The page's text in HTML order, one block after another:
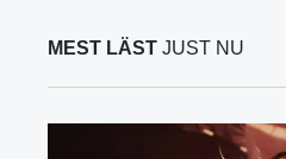
MEST LÄST JUST NU